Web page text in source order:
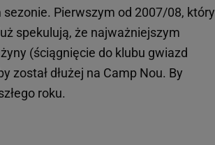
Pierwszym od 2007/08, który
spekulują, że najważniejszym
(ściągnięcie do klubu gwiazd
został dłużej na Camp Nou. By
roku.